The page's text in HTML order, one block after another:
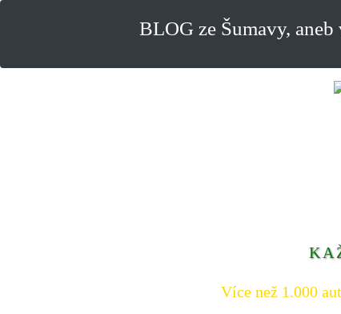
BLOG ze Šumavy,
Více než 1.000